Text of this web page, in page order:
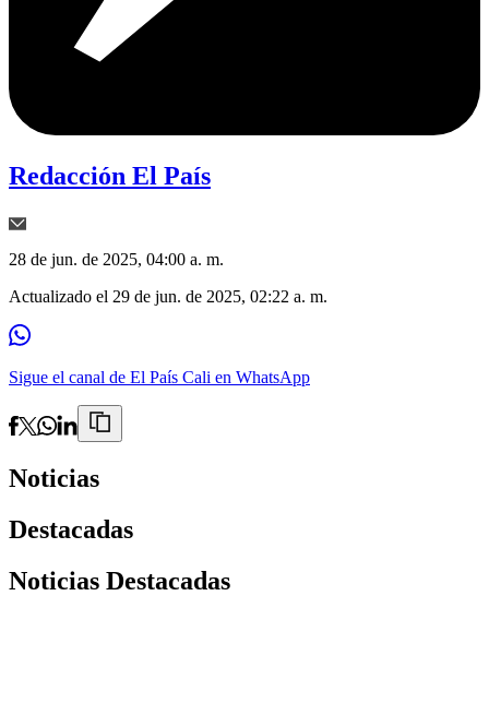
Redacción El País
28 de jun. de 2025, 04:00 a. m.
Actualizado el 29 de jun. de 2025, 02:22 a. m.
Sigue el canal de El País Cali en WhatsApp
Noticias
Destacadas
Noticias Destacadas